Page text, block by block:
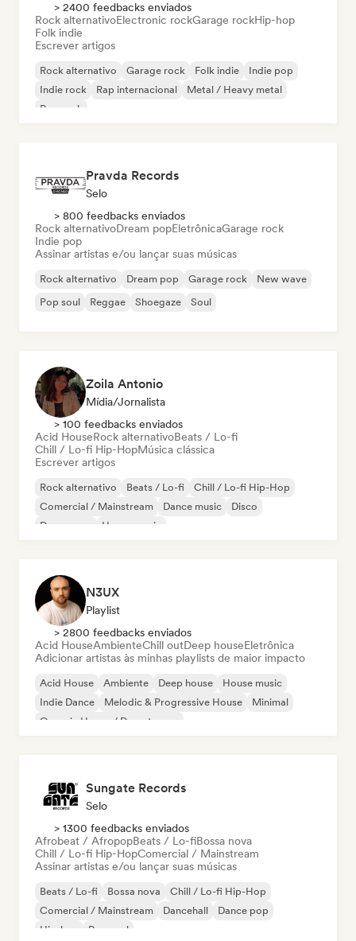
> 2400 feedbacks enviados
Rock alternativoElectronic rockGarage rockHip-hop
Folk indie
Escrever artigos
Rock alternativo Garage rock Folk indie
Indie pop
Indie rock
Rap internacional
Metal / Heavy metal
Pop rock
Pravda Records
Selo
> 800 feedbacks enviados
Rock alternativoDream popEletrônicaGarage rock
Indie pop
Assinar artistas e/ou lançar suas músicas
Rock alternativo Dream pop Garage rock
New wave
Pop soul
Reggae Shoegaze Soul
Zoila Antonio
Mídia/Jornalista
> 100 feedbacks enviados
Acid HouseRock alternativoBeats / Lo-fi
Chill / Lo-fi Hip-HopMúsica clássica
Escrever artigos
Rock alternativo Beats / Lo-fi
Chill / Lo-fi Hip-Hop
Comercial / Mainstream
Dance music
Disco
Dream pop
House music
N3UX
Playlist
> 2800 feedbacks enviados
Acid HouseAmbienteChill outDeep houseEletrônica
Adicionar artistas às minhas playlists de maior impacto
Acid House Ambiente Deep house
House music
Indie Dance
Melodic & Progressive House
Minimal
Organic House / Downtempo
Sungate Records
Selo
> 1300 feedbacks enviados
Afrobeat / AfropopBeats / Lo-fiBossa nova
Chill / Lo-fi Hip-HopComercial / Mainstream
Assinar artistas e/ou lançar suas músicas
Beats / Lo-fi Bossa nova
Chill / Lo-fi Hip-Hop
Comercial / Mainstream
Dancehall
Dance pop
Hip-hop
Pop soul